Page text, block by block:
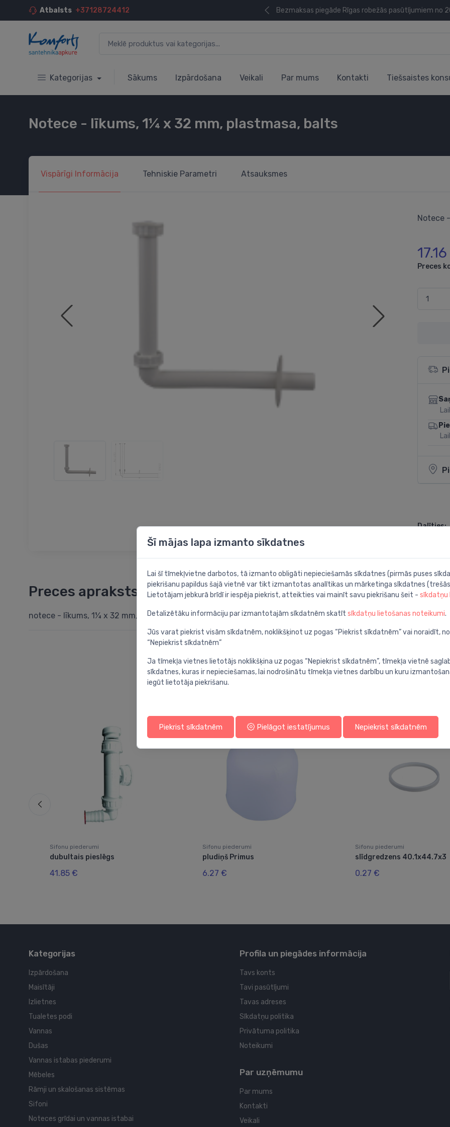
Atbalsts +37128724412 Bezmaksas piegāde Rīgas robežās pasūtījumiem no
Kategorijas Sākums Izpārdošana Veikali Par mums Kontakti Tiešsaistes
Notece - līkums, 1¼ x 32 mm, plastmasa, balts
Vispārīgi Informācija Tehniskie Parametri Atsauksmes
Notece
Preces
Dalīties:
Preces apraksts
notece - līkums, 1¼ x 32 mm, plastmasa, balts
Sifonu piederumi
dubultais pieslēgs
41.85 €
Sifonu piederumi
pludiņš Primus
6.27 €
Sifonu piederumi
slīdgredzens 40.1x44.7x3
0.27 €
Kategorijas
Izpārdošana
Maisītāji
Izlietnes
Tualetes podi
Vannas
Dušas
Vannas istabas piederumi
Mēbeles
Rāmji un skalošanas sistēmas
Sifoni
Noteces grīdai un vannas istabai
Profila un piegādes informācija
Tavs konts
Tavi pasūtījumi
Tavas adreses
Sīkdatņu politika
Privātuma politika
Noteikumi
Par uzņēmumu
Par mums
Kontakti
Veikali
Šī mājas lapa izmanto sīkdatnes
Lai šī tīmekļvietne darbotos, tā izmanto obligāti nepieciešamās sīkdatnes (pirmās puses
piekrišanu papildus šajā vietnē var tikt izmantotas analītikas un mārketinga sīkdatnes
Lietotājam jebkurā brīdī ir iespēja piekrist, atteikties vai mainīt savu piekrišanu šeit - sīkdatņu
Detalizētāku informāciju par izmantotajām sīkdatnēm skatīt sīkdatņu lietošanas noteikumi.
Jūs varat piekrist visām sīkdatnēm, noklikšķinot uz pogas “Piekrist sīkdatnēm” vai noraidīt,
“Nepiekrist sīkdatnēm”
Ja tīmekļa vietnes lietotājs noklikšķina uz pogas “Nepiekrist sīkdatnēm”, tīmekļa vietnē
sīkdatnes, kuras ir nepieciešamas, lai nodrošinātu tīmekļa vietnes darbību un kuru
iegūt lietotāja piekrišanu.
Piekrist sīkdatnēm Pielāgot iestatījumus Nepiekrist sīkdatnēm